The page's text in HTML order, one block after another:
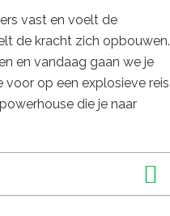
vast en voelt de
de kracht zich opbouwen.
en vandaag gaan we je
op een explosieve reis
die je naar